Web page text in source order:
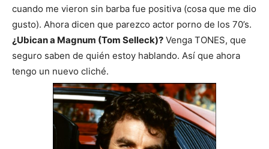
cuando me vieron sin barba fue positiva (cosa que me dio
gusto). Ahora dicen que parezco actor porno de los 70’s.
¿Ubican a Magnum (Tom Selleck)? Venga TONES, que
seguro saben de quién estoy hablando. Así que ahora
tengo un nuevo cliché.